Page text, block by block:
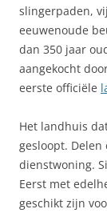
slingerpaden,
eeuwenoude
dan 350 jaar
aangekocht
eerste officiële
Het landhuis
gesloopt.
dienstwoning.
Eerst met
geschikt zijn